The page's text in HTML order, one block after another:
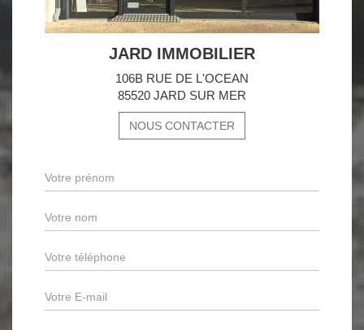
JARD IMMOBILIER
106B RUE DE L'OCEAN
85520 JARD SUR MER
NOUS CONTACTER